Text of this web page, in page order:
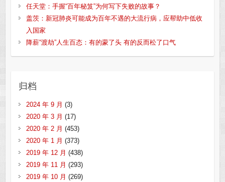
任天堂：手握“百年秘笈”为何写下失败的故事？
盖茨：新冠肺炎可能成为百年不遇的大流行病，应帮助中低收
入国家
降薪“渡劫”人生百态：有的蒙了头 有的反而松了口气
归档
2024 年 9 月 (3)
2020 年 3 月 (17)
2020 年 2 月 (453)
2020 年 1 月 (373)
2019 年 12 月 (438)
2019 年 11 月 (293)
2019 年 10 月 (269)